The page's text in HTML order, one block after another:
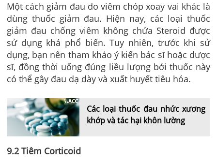
Một cách giảm đau do viêm chóp xoay vai khác là
dùng thuốc giảm đau. Hiện nay, các loại thuốc
giảm đau chống viêm không chứa Steroid được
sử dụng khá phổ biến. Tuy nhiên, trước khi sử
dụng, bạn nên tham khảo ý kiến bác sĩ hoặc dược
sĩ, đồng thời uống đúng liều lượng bởi thuốc này
có thể gây đau dạ dày và xuất huyết tiêu hóa.
Các loại thuốc đau nhức xương
khớp và tác hại khôn lường
9.2 Tiêm Corticoid